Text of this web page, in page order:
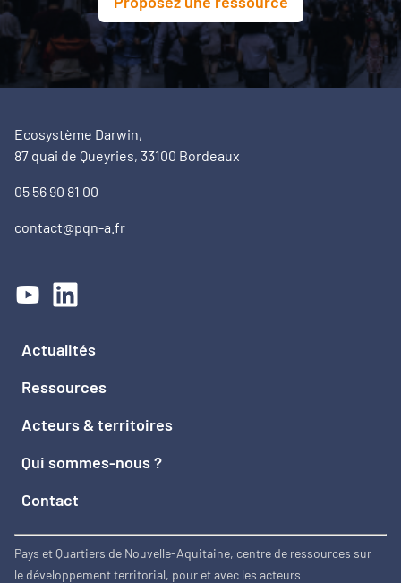
Ecosystème Darwin,
87 quai de Queyries, 33100 Bordeaux
05 56 90 81 00
contact@pqn-a.fr
Actualités
Ressources
Acteurs & territoires
Qui sommes-nous ?
Contact
Pays et Quartiers de Nouvelle-Aquitaine, centre de ressources sur
le développement territorial, pour et avec les acteurs